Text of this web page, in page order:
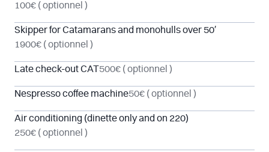
100€ ( optionnel )
Skipper for Catamarans and monohulls over 50′
1900€ ( optionnel )
Late check-out CAT500€ ( optionnel )
Nespresso coffee machine50€ ( optionnel )
Air conditioning (dinette only and on 220)
250€ ( optionnel )